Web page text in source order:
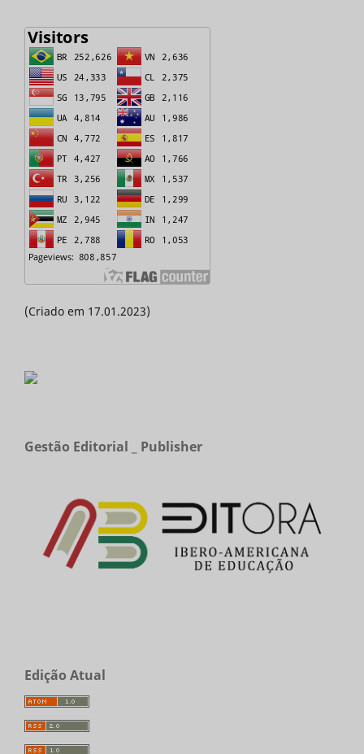
(Criado em 17.01.2023)
Gestão Editorial _ Publisher
Edição Atual